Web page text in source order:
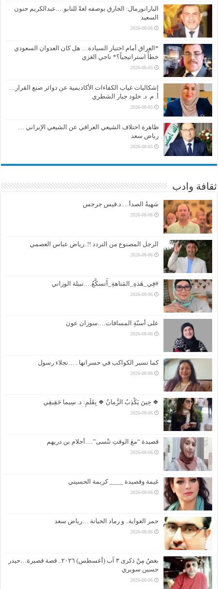
البارانورمال: الخارق بوصفه لغةً للتابو….عبدالكريم حنون
السعيد
2026-08-06
*العراق أمام اختبار السيادة… هل كان العدوان السعودي
خطأً استراتيجياً؟* ناجي الغزي
2026-08-05
إشكاليات غياب الكفاءات الأكاديمية عن دوائر صنع القرار…
أ. م. د. خلود جبار الشطري
2026-08-05
ظاهرة اختلاف الشيعي العراقي عن الشيعي الإيراني …
رياض سعد
2026-08-05
ثقافة وادب
شهيةُ الصدأ….د.قيس جرجس
2026-08-06
الرجل المصنوع من التردد !!..رياض عباس العصمي
2026-08-06
#فِي_هَذهِ_المَتاهةِ_أَتسكَّعُ….نبيلة الوزاني
2026-08-06
على أسنّةِ المسافات….سوزان عون
2026-08-06
كما تسير الكواكب في حسراتها . …نجلاء رسول
2026-08-06
❖ حِينَ يَكْذِبُ الزَّمانُ ❖ بِقَلَمِ: د. سِيما حَقِيقِي
2026-08-06
قصيدة “معَ الوقتِ تنْسى”….أحلام بن دريهم
2026-08-06
غيمة وقصيدة ____ كريمة الحسيني
2026-08-06
جمر الغواية.. و رماد الخيانة …رياض سعد
2026-08-06
بغضُ مِنْ ذكرى ٣ آب (أغسطس) ٢٠٢٦.. قصة قصيرة…حيدر
حسين سويري
2026-08-06